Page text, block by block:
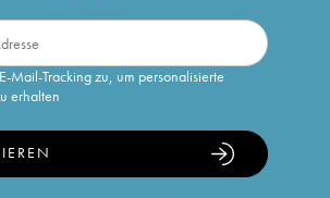
Mail-Tracking zu, um personalisierte
erhalten